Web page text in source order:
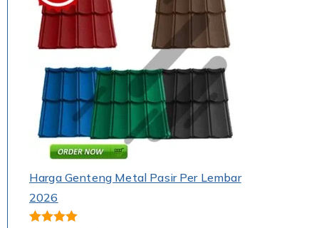
Harga Genteng Metal Pasir Per Lembar
2026